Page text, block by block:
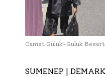
Camat Guluk-Guluk
SUMENEP |